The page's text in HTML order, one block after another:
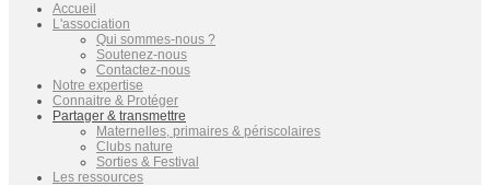
Accueil
L'association
Qui sommes-nous ?
Soutenez-nous
Contactez-nous
Notre expertise
Connaitre & Protéger
Partager & transmettre
Maternelles, primaires & périscolaires
Clubs nature
Sorties & Festival
Les ressources